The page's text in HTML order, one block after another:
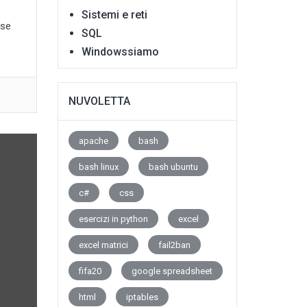
Sistemi e reti
SQL
Windowssiamo
NUVOLETTA
apache bash
bash linux bash ubuntu
c# css
esercizi in python excel
excel matrici fail2ban
fifa20 google spreadsheet
html iptables